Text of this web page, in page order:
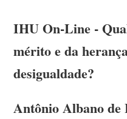
IHU On-Line -
mérito e da
desigualdade?
Antônio Albano de